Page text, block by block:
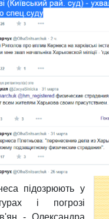
підозрюють у
і погрозі